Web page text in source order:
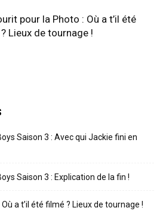
pour la Photo : Où a t’il été
Lieux de tournage !
Saison 3 : Avec qui Jackie fini en
Saison 3 : Explication de la fin !
a t’il été filmé ? Lieux de tournage !